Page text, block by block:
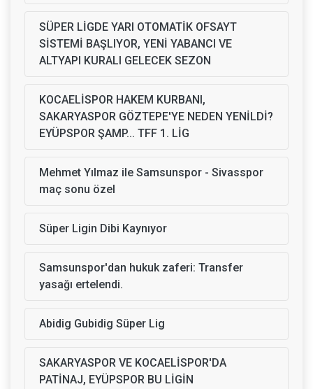
SÜPER LİGDE YARI OTOMATİK OFSAYT
SİSTEMİ BAŞLIYOR, YENİ YABANCI VE
ALTYAPI KURALI GELECEK SEZON
KOCAELİSPOR HAKEM KURBANI,
SAKARYASPOR GÖZTEPE'YE NEDEN YENİLDİ?
EYÜPSPOR ŞAMP... TFF 1. LİG
Mehmet Yılmaz ile Samsunspor - Sivasspor
maç sonu özel
Süper Ligin Dibi Kaynıyor
Samsunspor'dan hukuk zaferi: Transfer
yasağı ertelendi.
Abidig Gubidig Süper Lig
SAKARYASPOR VE KOCAELİSPOR'DA
PATİNAJ, EYÜPSPOR BU LİGİN